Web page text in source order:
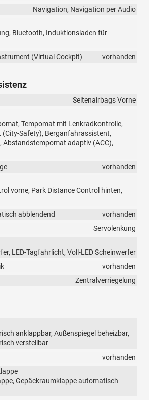
Navigation, Navigation per Audio
Bluetooth, Induktionsladen für
(Virtual Cockpit)
vorhanden
Seitenairbags Vorne
Tempomat mit Lenkradkontrolle,
Safety), Berganfahrassistent,
Abstandstempomat adaptiv (ACC),
vorhanden
vorne, Park Distance Control hinten,
abblendend
vorhanden
Servolenkung
LED-Tagfahrlicht, Voll-LED Scheinwerfer
vorhanden
Zentralverriegelung
anklappbar, Außenspiegel beheizbar,
verstellbar
vorhanden
Gepäckraumklappe automatisch